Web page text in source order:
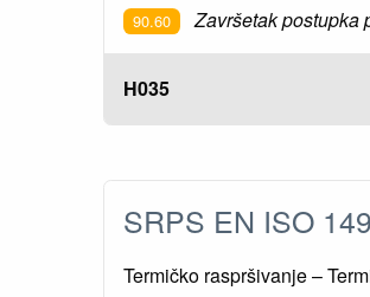
90.60 Završetak postupka
H035
SRPS EN ISO
Termičko raspršivanje –